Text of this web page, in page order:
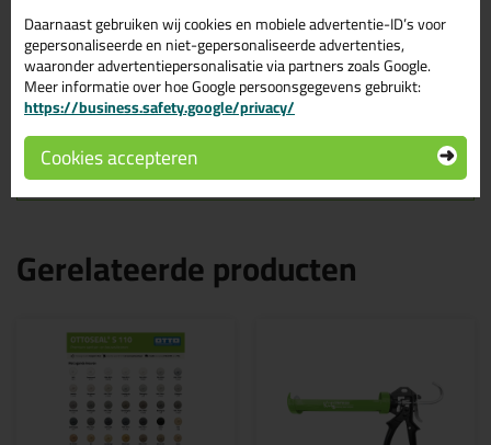
in RAL 3020
Bestel de Acrylaatkit op kleur 310ml in RAL 3020 vandaag nog!
Vandaag besteld = morgen in huis.
Wil je meer weten over de toepassing en kenmerken van dit
product?Lees alles over dit product >
Gerelateerde producten
Daarnaast gebruiken wij cookies en mobiele advertentie-ID’s voor
gepersonaliseerde en niet-gepersonaliseerde advertenties,
waaronder advertentiepersonalisatie via partners zoals Google.
Meer informatie over hoe Google persoonsgegevens gebruikt:
https://business.safety.google/privacy/
Cookies accepteren